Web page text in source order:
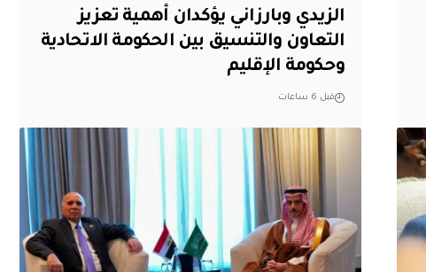
الزيدي وبارزاني يؤكدان أهمية تعزيز
التعاون والتنسيق بين الحكومة الاتحادية
وحكومة الإقليم
قبل 6 ساعات